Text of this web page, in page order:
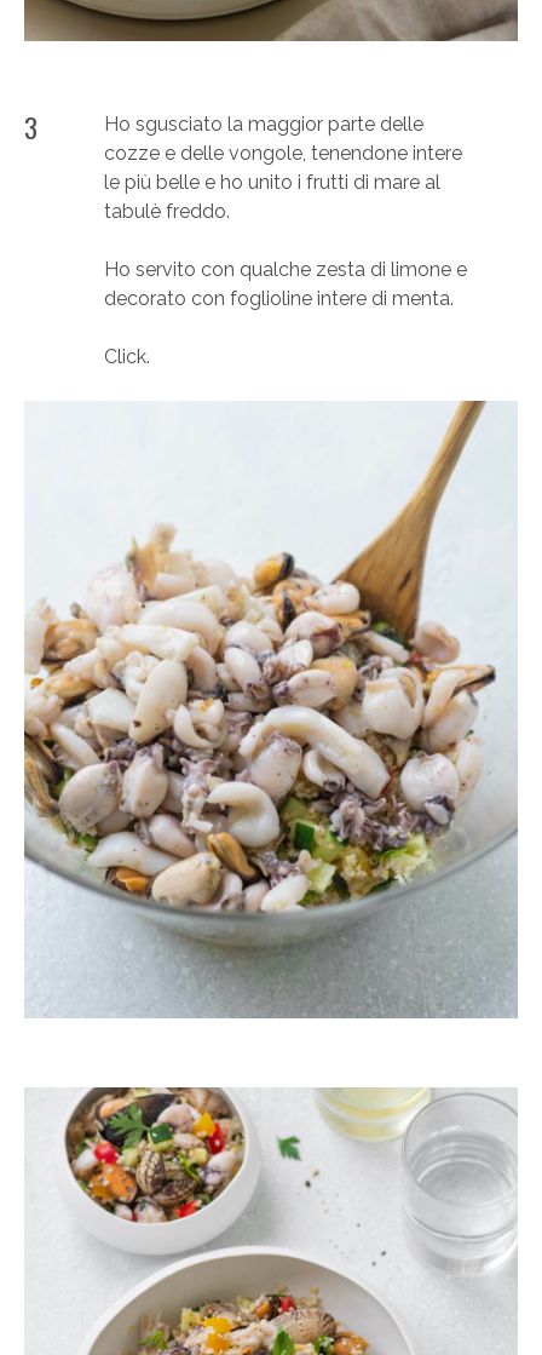
3
Ho sgusciato la maggior parte delle
cozze e delle vongole, tenendone intere
le più belle e ho unito i frutti di mare al
tabulè freddo.
Ho servito con qualche zesta di limone e
decorato con foglioline intere di menta.
Click.